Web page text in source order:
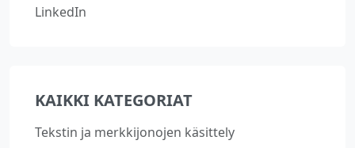
LinkedIn
KAIKKI KATEGORIAT
Tekstin ja merkkijonojen käsittely